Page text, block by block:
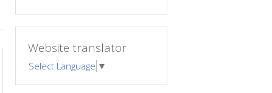
Website translator
Select Language ▼